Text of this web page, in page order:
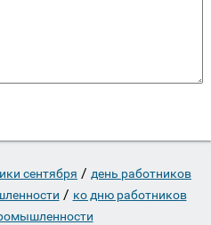
сентября / день работников
/ ко дню работников